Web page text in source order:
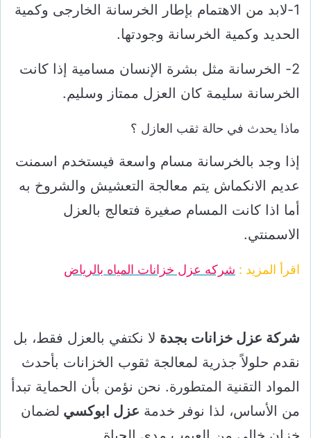
1-لابد من الاهتمام بإطار الخرسانة الخارجى وكمية
الحديد وكمية الخرسانة وجودتها.
2- الخرسانة مثل بشرة الإنسان مسامية إذا كانت
الخرسانة سليمة كان العزل ممتاز وسليم.
ماذا يحدث في حالة ثقب العازل ؟
إذا وجد بالخرسانة مسام واسعة فيستخدم اسمنت
عديم الانكماش يتم معالجة التعشيش والشروخ به
أما اذا كانت المسام صغيرة فتعالج بالعزل
الاسمنتي.
اقرأ المزيد : شركه عزل خزانات المياه بالرياض
شركة عزل خزانات بجدة لا نكتفي بالعزل فقط، بل
نقدم حلولاً جذرية لمعالجة ثقوب الخزانات بأحدث
المواد التقنية المتطورة. نحن نؤمن بأن الحماية تبدأ
من الأساس، لذا نوفر خدمة عزل ابوكسي لضمان